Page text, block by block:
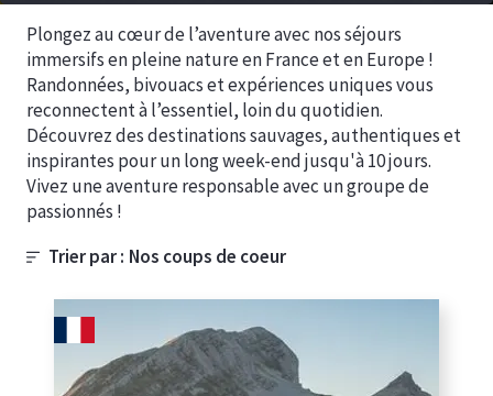
Plongez au cœur de l’aventure avec nos séjours
immersifs en pleine nature en France et en Europe !
Randonnées, bivouacs et expériences uniques vous
reconnectent à l’essentiel, loin du quotidien.
Découvrez des destinations sauvages, authentiques et
inspirantes pour un long week-end jusqu'à 10 jours.
Vivez une aventure responsable avec un groupe de
passionnés !
Trier par :